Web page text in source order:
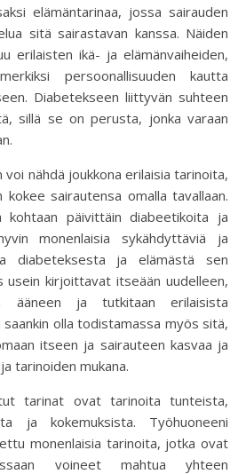
elämäntarinaa, jossa sairauden
sitä sairastavan kanssa. Näiden
erilaisten ikä- ja elämänvaiheiden,
persoonallisuuden kautta
Diabetekseen liittyvän suhteen
sillä se on perusta, jonka varaan
nähdä joukkona erilaisia tarinoita,
sairautensa omalla tavallaan.
kohtaan päivittäin diabeetikoita ja
monenlaisia sykähdyttäviä ja
diabeteksesta ja elämästä sen
kirjoittavat itseään uudelleen,
ääneen ja tutkitaan erilaisista
olla todistamassa myös sitä,
itseen ja sairauteen kasvaa ja
tarinoiden mukana.
tarinat ovat tarinoita tunteista,
ja kokemuksista. Työhuoneeni
monenlaisia tarinoita, jotka ovat
voineet mahtua yhteen